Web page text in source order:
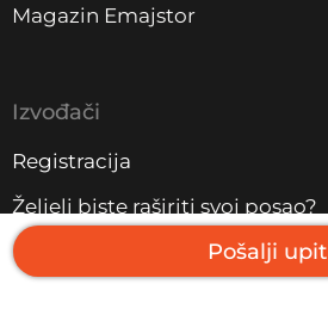
Pošalji upit
Magazin Emajstor
Izvođači
Registracija
Željeli biste raširiti svoj posao?
Tehnički detalji